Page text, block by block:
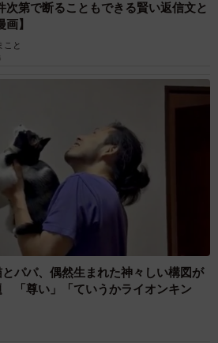
第で断ることもできる賢い返信文と
】
こと
パパ、偶然生まれた神々しい構図が
「尊い」「ていうかライオンキン